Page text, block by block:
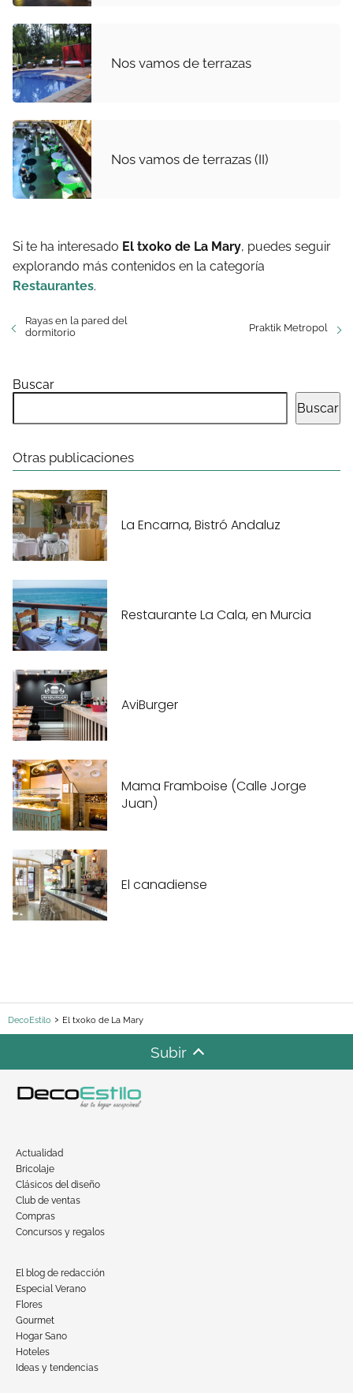
Nos vamos de terrazas
Nos vamos de terrazas (II)
Si te ha interesado El txoko de La Mary, puedes seguir
explorando más contenidos en la categoría
Restaurantes.
Rayas en la pared del
dormitorio
Praktik Metropol
Buscar
Buscar
Otras publicaciones
La Encarna, Bistró Andaluz
Restaurante La Cala, en Murcia
AviBurger
Mama Framboise (Calle Jorge
Juan)
El canadiense
DecoEstilo El txoko de La Mary
Subir
Actualidad
Bricolaje
Clásicos del diseño
Club de ventas
Compras
Concursos y regalos
El blog de redacción
Especial Verano
Flores
Gourmet
Hogar Sano
Hoteles
Ideas y tendencias